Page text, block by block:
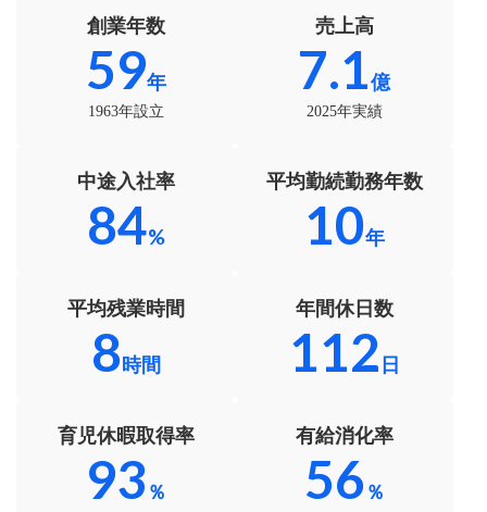
創業年数
62年
1963年設立
売上高
7.5億
2025年実績
中途入社率
88%
平均勤続勤務年数
10年
平均残業時間
9時間
年間休日数
120 日
育児休暇取得率
100％
有給消化率
60％